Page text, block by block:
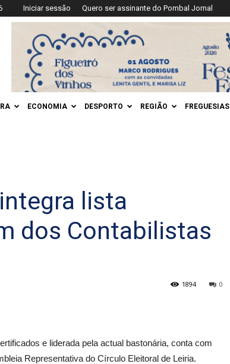
Iniciar sessão Quero ser assinante do Pombal Jornal
ECONOMIA DESPORTO REGIÃO FREGUESIAS
lista
dos Contabilistas
0
1894
e liderada pela actual bastonária, conta com
Representativa do Círculo Eleitoral de Leiria.